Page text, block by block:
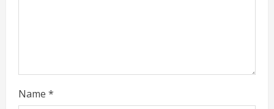
Name *